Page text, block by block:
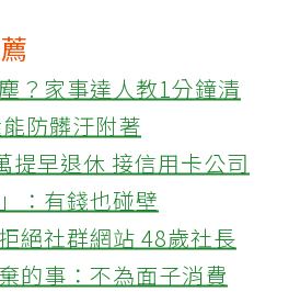
？家事達人教1分鐘清
防髒汙附著
提早退休 接信用卡公司
：有錢也碰壁
絕社群網站 48歲社長
的事：不為面子消費